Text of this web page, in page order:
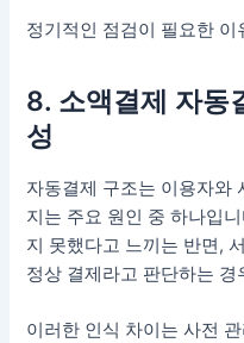
정기적인 점검이 필요한
8. 소액결제 자동
성
자동결제 구조는 이용자와
지는 주요 원인 중 하나입
지 못했다고 느끼는 반면,
정상 결제라고 판단하는 경
이러한 인식 차이는 사전